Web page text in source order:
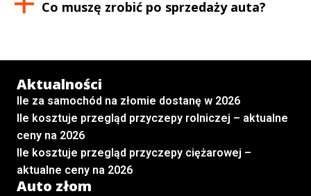
Co muszę zrobić po sprzedaży auta?
Aktualności
Ile za samochód na złomie dostanę w 2026
Ile kosztuje przegląd przyczepy rolniczej – aktualne
ceny na 2026
Ile kosztuje przegląd przyczepy ciężarowej –
aktualne ceny na 2026
Auto złom